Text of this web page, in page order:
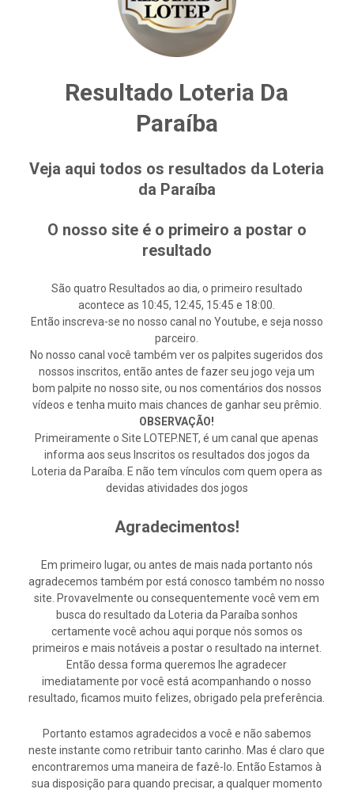
Resultado Loteria Da
Paraíba
Veja aqui todos os resultados da Loteria
da Paraíba
O nosso site é o primeiro a postar o
resultado
São quatro Resultados ao dia, o primeiro resultado
acontece as 10:45, 12:45, 15:45 e 18:00.
Então inscreva-se no nosso canal no Youtube, e seja nosso
parceiro.
No nosso canal você também ver os palpites sugeridos dos
nossos inscritos, então antes de fazer seu jogo veja um
bom palpite no nosso site, ou nos comentários dos nossos
vídeos e tenha muito mais chances de ganhar seu prêmio.
OBSERVAÇÃO!
Primeiramente o Site LOTEP.NET, é um canal que apenas
informa aos seus Inscritos os resultados dos jogos da
Loteria da Paraíba. E não tem vínculos com quem opera as
devidas atividades dos jogos
Agradecimentos!
Em primeiro lugar, ou antes de mais nada portanto nós
agradecemos também por está conosco também no nosso
site. Provavelmente ou consequentemente você vem em
busca do resultado da Loteria da Paraíba sonhos
certamente você achou aqui porque nós somos os
primeiros e mais notáveis a postar o resultado na internet.
Então dessa forma queremos lhe agradecer
imediatamente por você está acompanhando o nosso
resultado, ficamos muito felizes, obrigado pela preferência.
Portanto estamos agradecidos a você e não sabemos
neste instante como retribuir tanto carinho. Mas é claro que
encontraremos uma maneira de fazê-lo. Então Estamos à
sua disposição para quando precisar, a qualquer momento